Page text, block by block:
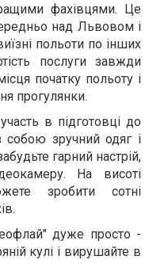
фахівцями. Це
над Львовом і
польоти по інших
послуги завжди
початку польоту і
прогулянки.
в підготовці до
собою зручний одяг і
гарний настрій,
На висоті
зробити сотні
дуже просто -
кулі і вирушайте в